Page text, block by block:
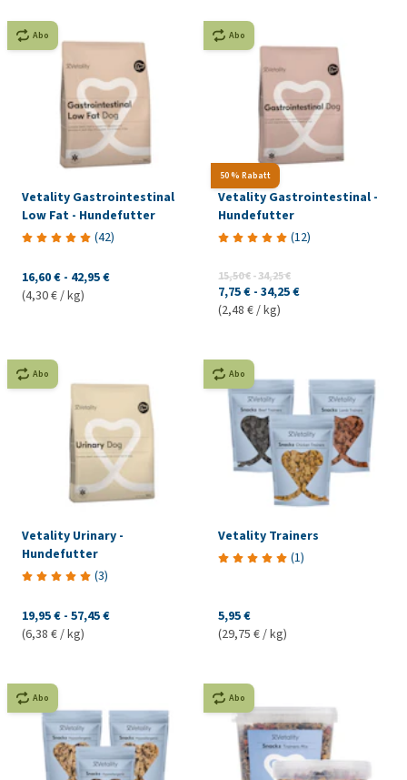
Abo
Vetality Gastrointestinal
Low Fat - Hundefutter
(42)
16,60 € - 42,95 €
(4,30 € / kg)
50 % Rabatt
Abo
Vetality Gastrointestinal -
Hundefutter
(12)
15,50 €-34,25 €
7,75 € - 34,25 €
(2,48 € / kg)
Abo
Vetality Urinary -
Hundefutter
(3)
19,95 € - 57,45 €
(6,38 € / kg)
Abo
Vetality Trainers
(1)
5,95 €
(29,75 € / kg)
Abo Abo